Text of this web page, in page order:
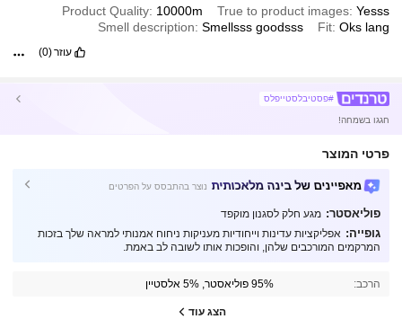
Product Quality: 10000m True to product images: Yesss
Smell description: Smellsss goodsss Fit: Oks lang
עוזר(0)
#פסטיבלסטייפלס
חגגו בשמחה!
פרטי המוצר
מאפיינים של בינה מלאכותית נוצר בהתבסס על הפרטים
פוליאסטר: מגע חלק לסגנון מוקפד
גופייה: אפליקציות עדינות וייחודיות מעניקות ניחוח אמנותי למראה שלך בזכות
המרקמים המורכבים שלהן, והופכות אותו לשובה לב באמת.
הרכב: 95% פוליאסטר, 5% אלסטיין
הצג עוד
1.5M עוקבים